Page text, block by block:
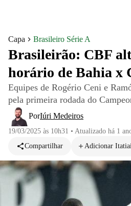
Capa Brasileiro Série A
Brasileirão: CBF
horário de Bahia x
Equipes de Rogério Ceni e
pela primeira rodada do
PorIúri Medeiros
19/03/2025 às 10h31 • Atualizado há 1
Compartilhar
Adicionar